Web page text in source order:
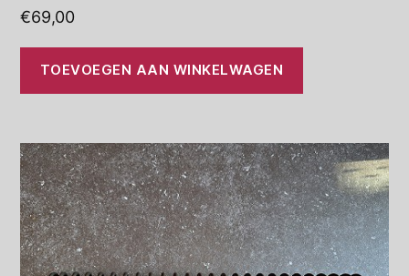
€69,00
TOEVOEGEN AAN WINKELWAGEN